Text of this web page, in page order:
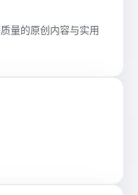
量的原创内容与实用